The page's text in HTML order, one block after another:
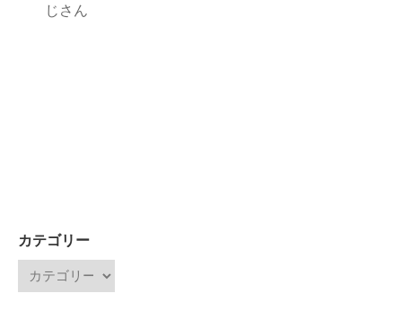
じさん
カテゴリー